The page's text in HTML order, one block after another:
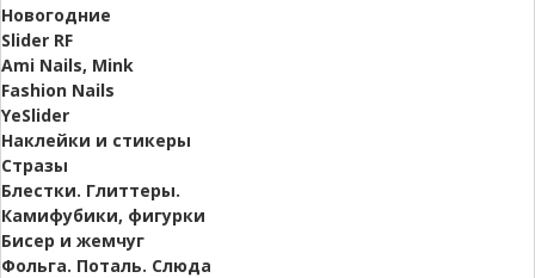
Новогодние
Slider RF
Ami Nails, Mink
Fashion Nails
YeSlider
Наклейки и стикеры
Стразы
Блестки. Глиттеры.
Камифубики, фигурки
Бисер и жемчуг
Фольга. Поталь. Слюда